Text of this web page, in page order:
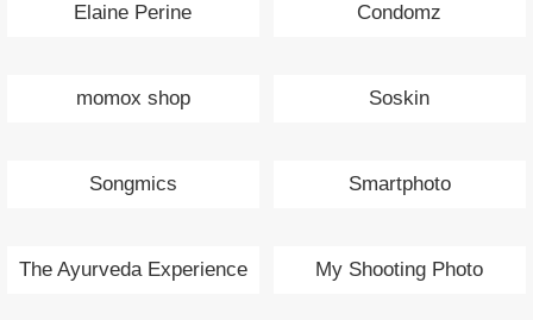
Elaine Perine Condomz
momox shop Soskin
Songmics Smartphoto
The Ayurveda Experience My Shooting Photo